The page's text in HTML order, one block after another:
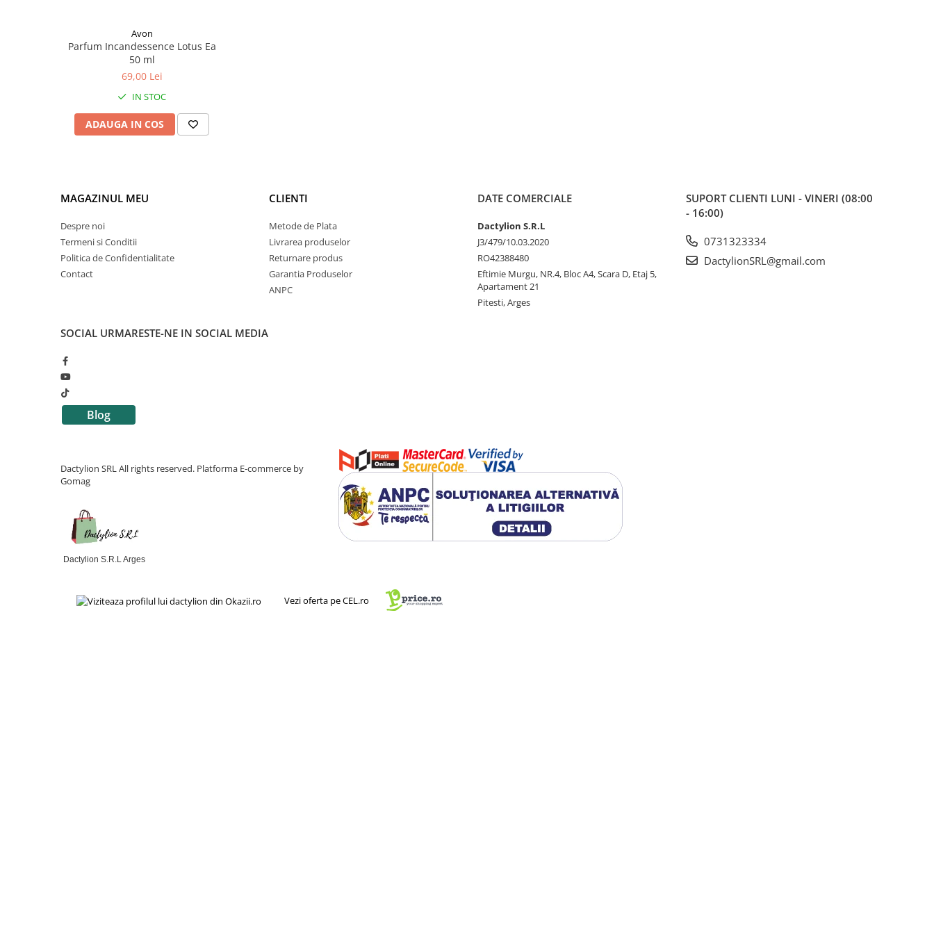
Avon
Parfum Incandessence Lotus Ea
50 ml
69,00 Lei
IN STOC
ADAUGA IN COS
MAGAZINUL MEU
Despre noi
Termeni si Conditii
Politica de Confidentialitate
Contact
CLIENTI
Metode de Plata
Livrarea produselor
Returnare produs
Garantia Produselor
ANPC
DATE COMERCIALE
Dactylion S.R.L
J3/479/10.03.2020
RO42388480
Eftimie Murgu, NR.4, Bloc A4, Scara D, Etaj 5,
Apartament 21
Pitesti, Arges
SUPORT CLIENTI LUNI - VINERI (08:00
- 16:00)
0731323334
DactylionSRL@gmail.com
SOCIAL URMARESTE-NE IN SOCIAL MEDIA
Blog
Dactylion SRL All rights reserved. Platforma E-commerce by
Gomag
Dactylion S.R.L Arges
Vezi oferta pe CEL.ro